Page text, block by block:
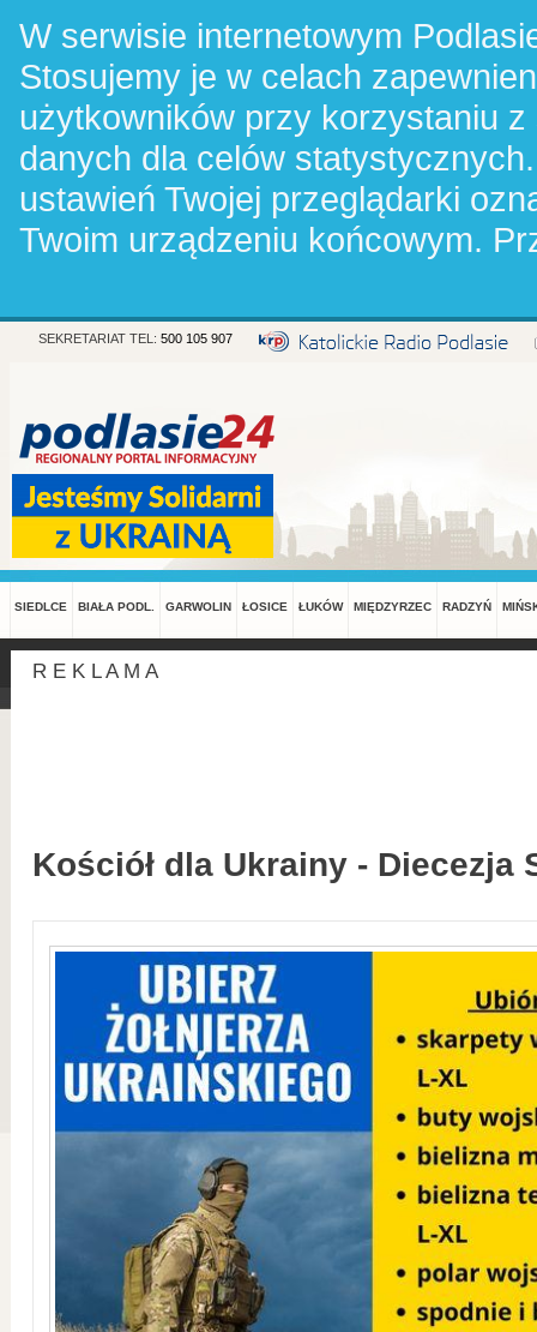
W serwisie internetowym
Stosujemy je w celach
użytkowników przy korzystaniu
danych dla celów
ustawień Twojej przeglądarki
Twoim urządzeniu końcowym.
SEKRETARIAT TEL: 500 105 907
SIEDLCE BIAŁA PODL. GARWOLIN ŁOSICE ŁUKÓW MIĘDZYRZEC RADZYŃ
R E K L A M A
Kościół dla Ukrainy - Diecezja